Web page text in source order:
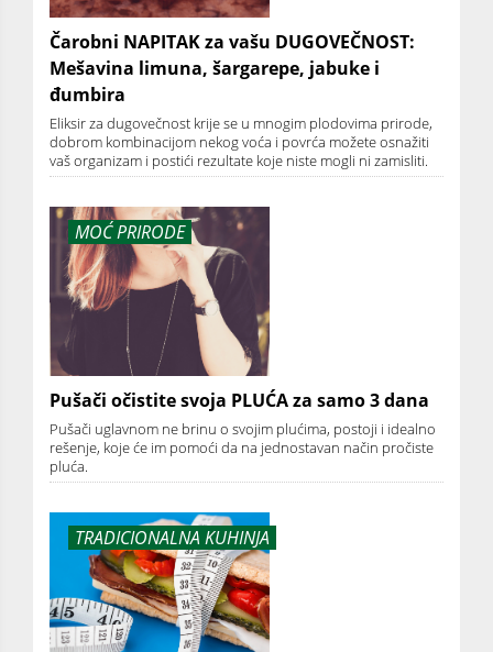
Čarobni NAPITAK za vašu DUGOVEČNOST:
Mešavina limuna, šargarepe, jabuke i
đumbira
Eliksir za dugovečnost krije se u mnogim plodovima prirode,
dobrom kombinacijom nekog voća i povrća možete osnažiti
vaš organizam i postići rezultate koje niste mogli ni zamisliti.
MOĆ PRIRODE
Pušači očistite svoja PLUĆA za samo 3 dana
Pušači uglavnom ne brinu o svojim plućima, postoji i idealno
rešenje, koje će im pomoći da na jednostavan način pročiste
pluća.
TRADICIONALNA KUHINJA